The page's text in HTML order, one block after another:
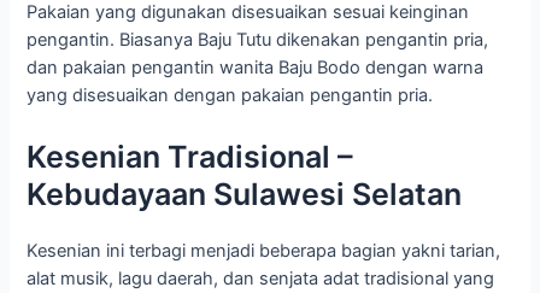
Pakaian yang digunakan disesuaikan sesuai keinginan
pengantin. Biasanya Baju Tutu dikenakan pengantin pria,
dan pakaian pengantin wanita Baju Bodo dengan warna
yang disesuaikan dengan pakaian pengantin pria.
Kesenian Tradisional –
Kebudayaan Sulawesi Selatan
Kesenian ini terbagi menjadi beberapa bagian yakni tarian,
alat musik, lagu daerah, dan senjata adat tradisional yang